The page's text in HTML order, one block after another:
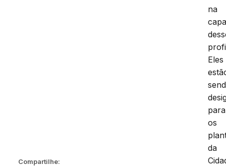
Compartilhe:
na
Eles
para
os
da